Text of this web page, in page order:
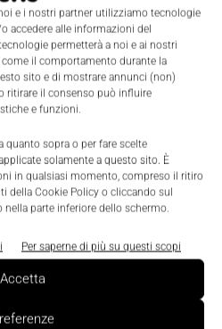
e i nostri partner utilizziamo tecnologie
accedere alle informazioni del
permetterà a noi e ai nostri
il comportamento durante la
sito e di mostrare annunci (non)
ritirare il consenso può influire
e funzioni.
quanto sopra o per fare scelte
solamente a questo sito. È
in qualsiasi momento, compreso il ritiro
della Cookie Policy o cliccando sul
parte inferiore dello schermo.
Per saperne di più su questi scopi
Accetta
in trasferimento dati
uno scambio
Il modulo
Usb, tre delle quali con
Sette linee Pci
3.0 (PEG) x16 per
ad alte prestazioni, quattro
supporto Raid, Eide e
l'upgrade di sistema in
Controllo della ventola,
di periferiche di I/O legacy
completano in set a
di raffreddamento di